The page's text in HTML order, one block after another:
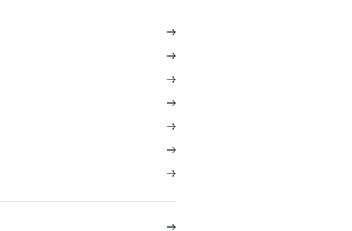







